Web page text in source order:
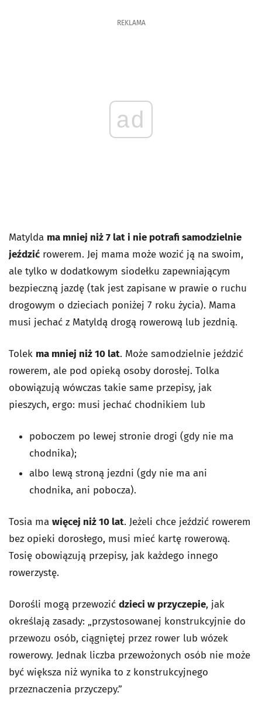
REKLAMA
ad
Matylda ma mniej niż 7 lat i nie potrafi samodzielnie
jeździć rowerem. Jej mama może wozić ją na swoim,
ale tylko w dodatkowym siodełku zapewniającym
bezpieczną jazdę (tak jest zapisane w prawie o ruchu
drogowym o dzieciach poniżej 7 roku życia). Mama
musi jechać z Matyldą drogą rowerową lub jezdnią.
Tolek ma mniej niż 10 lat. Może samodzielnie jeździć
rowerem, ale pod opieką osoby dorosłej. Tolka
obowiązują wówczas takie same przepisy, jak
pieszych, ergo: musi jechać chodnikiem lub
poboczem po lewej stronie drogi (gdy nie ma
chodnika);
albo lewą stroną jezdni (gdy nie ma ani
chodnika, ani pobocza).
Tosia ma więcej niż 10 lat. Jeżeli chce jeździć rowerem
bez opieki dorosłego, musi mieć kartę rowerową.
Tosię obowiązują przepisy, jak każdego innego
rowerzystę.
Dorośli mogą przewozić dzieci w przyczepie, jak
określają zasady: „przystosowanej konstrukcyjnie do
przewozu osób, ciągniętej przez rower lub wózek
rowerowy. Jednak liczba przewożonych osób nie może
być większa niż wynika to z konstrukcyjnego
przeznaczenia przyczepy.”